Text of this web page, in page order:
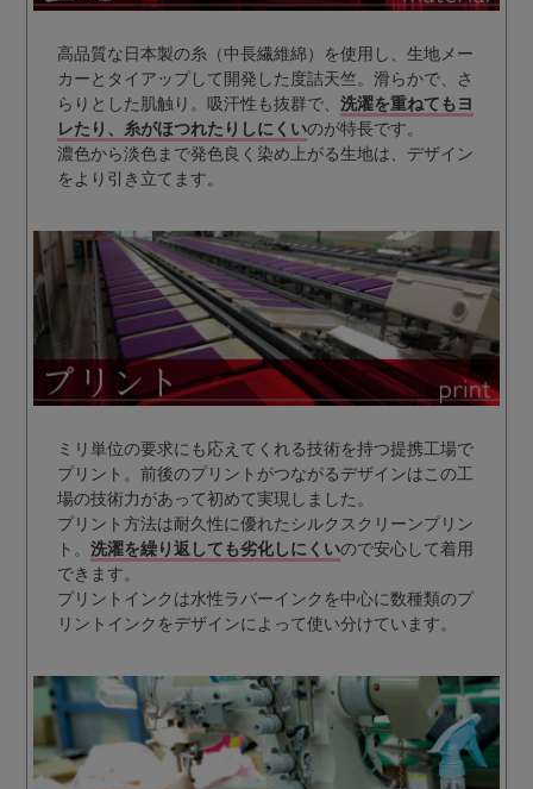
高品質な日本製の糸（中長繊維綿）を使用し、生地メー
カーとタイアップして開発した度詰天竺。滑らかで、さ
らりとした肌触り。吸汗性も抜群で、 洗濯を重ねてもヨ
レたり、糸がほつれたりしにくいのが特長です。
濃色から淡色まで発色良く染め上がる生地は、デザイン
をより引き立てます。
ミリ単位の要求にも応えてくれる技術を持つ提携工場で
プリント。前後のプリントがつながるデザインはこの工
場の技術力があって初めて実現しました。
プリント方法は耐久性に優れたシルクスクリーンプリン
ト。 洗濯を繰り返しても劣化しにくいので安心して着用
できます。
プリントインクは水性ラバーインクを中心に数種類のプ
リントインクをデザインによって使い分けています。